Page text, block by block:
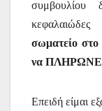
συμβουλίου
σωματείο στο
να ΠΛΗΡΩΝΕΙ
Επειδή είμαι